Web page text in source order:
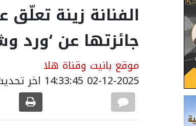
الفنانة زينة
جائزتها عن ‘ورد
موقع بانيت وقناة هلا
02-12-2025 14:33:45 اخر تحديث: 02-12-2025